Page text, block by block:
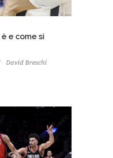
e come si
David Breschi